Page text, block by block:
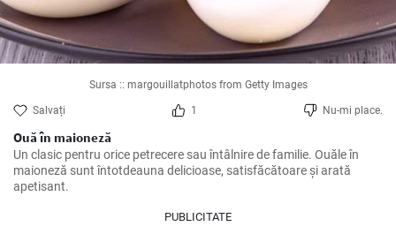
Sursa :: margouillatphotos from Getty Images
Salvați 1 Nu-mi place.
Ouă în maioneză
Un clasic pentru orice petrecere sau întâlnire de familie. Ouăle în
maioneză sunt întotdeauna delicioase, satisfăcătoare și arată
apetisant.
PUBLICITATE